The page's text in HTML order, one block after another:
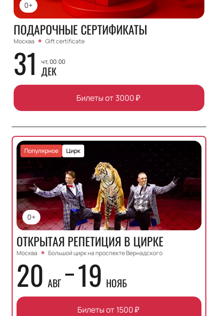
0+
ПОДАРОЧНЫЕ СЕРТИФИКАТЫ
Москва Gift certificate
31 чт, 00:00
ДЕК
Билеты от 3000₽
0+
Цирк
Популярное
ОТКРЫТАЯ РЕПЕТИЦИЯ В ЦИРКЕ
Москва Большой цирк на проспекте Вернадского
20 АВГ 19 НОЯБ
Билеты от 1500₽